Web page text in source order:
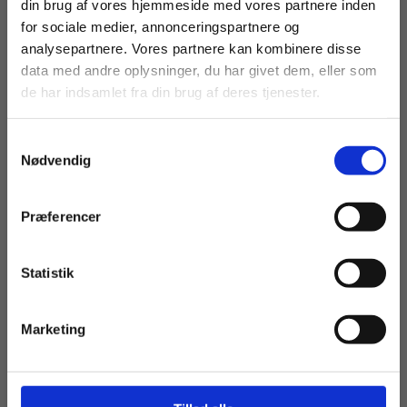
din brug af vores hjemmeside med vores partnere inden
for sociale medier, annonceringspartnere og
analysepartnere. Vores partnere kan kombinere disse
data med andre oplysninger, du har givet dem, eller som
de har indsamlet fra din brug af deres tjenester.
Nødvendig
Præferencer
Statistik
Marketing
stofskifte
Enzymkinetik
Immunforsvaret
Antibiotika og resistens
Stamceller, genmodificering og kloning
Planters biologiske produktion
Miljøteknologi
Bogens figurmateriale kan findes på
, hvor man også vil kunne finde
supplerende materialer.
For privatkunder og
studerende. Du får
vist priser inkl.
For institutioner og
virksomheder. Du
får vist priser ekskl.